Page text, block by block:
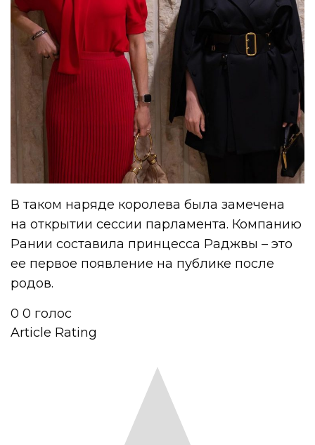
В таком наряде королева была замечена
на открытии сессии парламента. Компанию
Рании составила принцесса Раджвы – это
ее первое появление на публике после
родов.
0 0 голос
Article Rating